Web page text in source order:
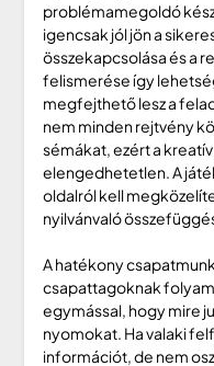
problémamegoldó
igencsak jól jön a
összekapcsolása és a
felismerése így
megfejthető lesz a
nem minden rejtvény
sémákat, ezért a
elengedhetetlen. A
oldalról kell
nyilvánvaló
A hatékony
csapattagoknak
egymással, hogy mire
nyomokat. Ha valaki
információt, de nem